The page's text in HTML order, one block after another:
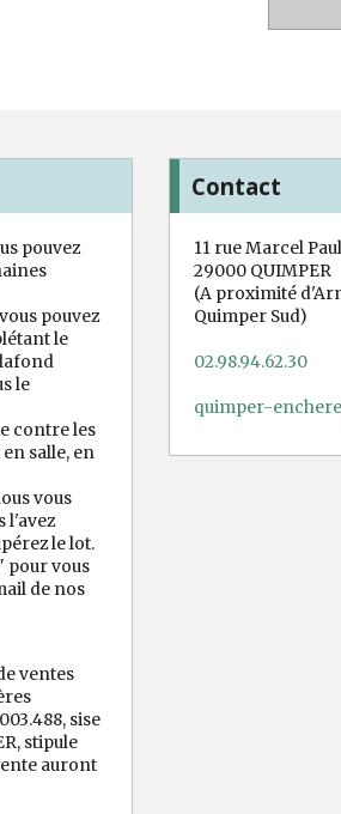
pouvez
pouvez
le
le
contre les
salle, en
vous
l'avez
le lot.
pour vous
de nos
ventes
sise
stipule
auront
Contact
11 rue Marcel Paul
29000 QUIMPER
(A proximité
Quimper Sud)
02.98.94.62.30
quimper-